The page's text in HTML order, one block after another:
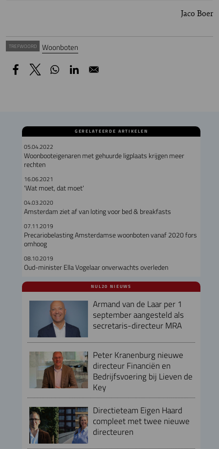
Jaco Boer
TREFWOORD Woonboten
GERELATEERDE ARTIKELEN
05.04.2022
Woonbooteigenaren met gehuurde ligplaats krijgen meer
rechten
16.06.2021
'Wat moet, dat moet'
04.03.2020
Amsterdam ziet af van loting voor bed & breakfasts
07.11.2019
Precariobelasting Amsterdamse woonboten vanaf 2020 fors
omhoog
08.10.2019
Oud-minister Ella Vogelaar onverwachts overleden
NUL20 NIEUWS
Armand van de Laar per 1
september aangesteld als
secretaris-directeur MRA
Peter Kranenburg nieuwe
directeur Financiën en
Bedrijfsvoering bij Lieven de
Key
Directieteam Eigen Haard
compleet met twee nieuwe
directeuren